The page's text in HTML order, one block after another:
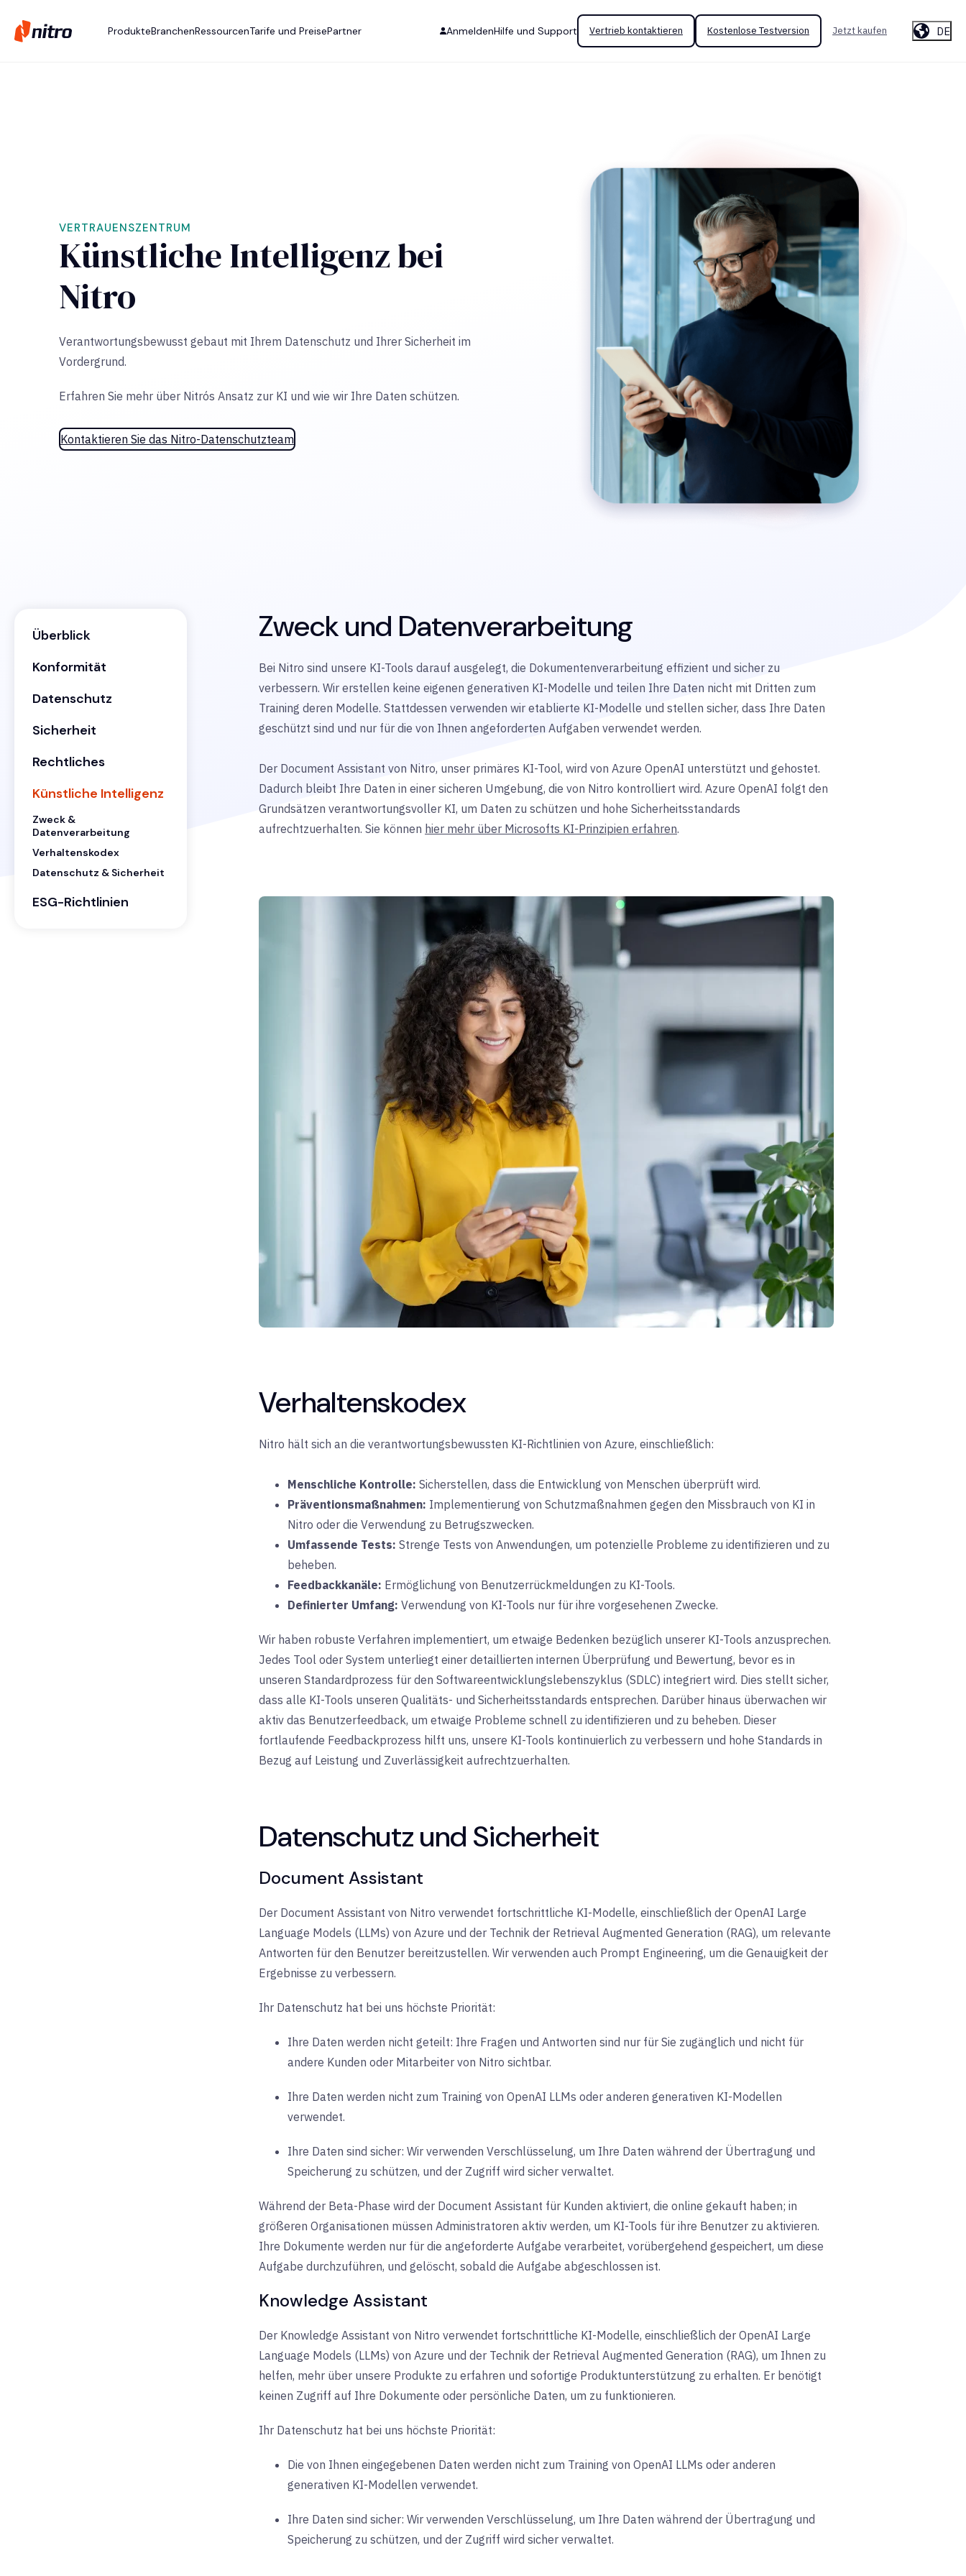
ProdukteBranchenRessourcenTarife und PreisePartner AnmeldenHilfe und Support Vertrieb kontaktieren Kostenlose Testversion Jetzt kaufen DE
VERTRAUENSZENTRUM
Künstliche Intelligenz bei
Nitro
Verantwortungsbewusst gebaut mit Ihrem Datenschutz und Ihrer Sicherheit im
Vordergrund.
Erfahren Sie mehr über Nitrós Ansatz zur KI und wie wir Ihre Daten schützen.
Kontaktieren Sie das Nitro-Datenschutzteam
Überblick
Konformität
Datenschutz
Sicherheit
Rechtliches
Künstliche Intelligenz
Zweck &
Datenverarbeitung
Verhaltenskodex
Datenschutz & Sicherheit
ESG-Richtlinien
Zweck und Datenverarbeitung
Bei Nitro sind unsere KI-Tools darauf ausgelegt, die Dokumentenverarbeitung effizient und sicher zu
verbessern. Wir erstellen keine eigenen generativen KI-Modelle und teilen Ihre Daten nicht mit Dritten zum
Training deren Modelle. Stattdessen verwenden wir etablierte KI-Modelle und stellen sicher, dass Ihre Daten
geschützt sind und nur für die von Ihnen angeforderten Aufgaben verwendet werden.
Der Document Assistant von Nitro, unser primäres KI-Tool, wird von Azure OpenAI unterstützt und gehostet.
Dadurch bleibt Ihre Daten in einer sicheren Umgebung, die von Nitro kontrolliert wird. Azure OpenAI folgt den
Grundsätzen verantwortungsvoller KI, um Daten zu schützen und hohe Sicherheitsstandards
aufrechtzuerhalten. Sie können hier mehr über Microsofts KI-Prinzipien erfahren.
Verhaltenskodex
Nitro hält sich an die verantwortungsbewussten KI-Richtlinien von Azure, einschließlich:
Menschliche Kontrolle: Sicherstellen, dass die Entwicklung von Menschen überprüft wird.
Präventionsmaßnahmen: Implementierung von Schutzmaßnahmen gegen den Missbrauch von KI in
Nitro oder die Verwendung zu Betrugszwecken.
Umfassende Tests: Strenge Tests von Anwendungen, um potenzielle Probleme zu identifizieren und zu
beheben.
Feedbackkanäle: Ermöglichung von Benutzerrückmeldungen zu KI-Tools.
Definierter Umfang: Verwendung von KI-Tools nur für ihre vorgesehenen Zwecke.
Wir haben robuste Verfahren implementiert, um etwaige Bedenken bezüglich unserer KI-Tools anzusprechen.
Jedes Tool oder System unterliegt einer detaillierten internen Überprüfung und Bewertung, bevor es in
unseren Standardprozess für den Softwareentwicklungslebenszyklus (SDLC) integriert wird. Dies stellt sicher,
dass alle KI-Tools unseren Qualitäts- und Sicherheitsstandards entsprechen. Darüber hinaus überwachen wir
aktiv das Benutzerfeedback, um etwaige Probleme schnell zu identifizieren und zu beheben. Dieser
fortlaufende Feedbackprozess hilft uns, unsere KI-Tools kontinuierlich zu verbessern und hohe Standards in
Bezug auf Leistung und Zuverlässigkeit aufrechtzuerhalten.
Datenschutz und Sicherheit
Document Assistant
Der Document Assistant von Nitro verwendet fortschrittliche KI-Modelle, einschließlich der OpenAI Large
Language Models (LLMs) von Azure und der Technik der Retrieval Augmented Generation (RAG), um relevante
Antworten für den Benutzer bereitzustellen. Wir verwenden auch Prompt Engineering, um die Genauigkeit der
Ergebnisse zu verbessern.
Ihr Datenschutz hat bei uns höchste Priorität:
Ihre Daten werden nicht geteilt: Ihre Fragen und Antworten sind nur für Sie zugänglich und nicht für
andere Kunden oder Mitarbeiter von Nitro sichtbar.
Ihre Daten werden nicht zum Training von OpenAI LLMs oder anderen generativen KI-Modellen
verwendet.
Ihre Daten sind sicher: Wir verwenden Verschlüsselung, um Ihre Daten während der Übertragung und
Speicherung zu schützen, und der Zugriff wird sicher verwaltet.
Während der Beta-Phase wird der Document Assistant für Kunden aktiviert, die online gekauft haben; in
größeren Organisationen müssen Administratoren aktiv werden, um KI-Tools für ihre Benutzer zu aktivieren.
Ihre Dokumente werden nur für die angeforderte Aufgabe verarbeitet, vorübergehend gespeichert, um diese
Aufgabe durchzuführen, und gelöscht, sobald die Aufgabe abgeschlossen ist.
Knowledge Assistant
Der Knowledge Assistant von Nitro verwendet fortschrittliche KI-Modelle, einschließlich der OpenAI Large
Language Models (LLMs) von Azure und der Technik der Retrieval Augmented Generation (RAG), um Ihnen zu
helfen, mehr über unsere Produkte zu erfahren und sofortige Produktunterstützung zu erhalten. Er benötigt
keinen Zugriff auf Ihre Dokumente oder persönliche Daten, um zu funktionieren.
Ihr Datenschutz hat bei uns höchste Priorität:
Die von Ihnen eingegebenen Daten werden nicht zum Training von OpenAI LLMs oder anderen
generativen KI-Modellen verwendet.
Ihre Daten sind sicher: Wir verwenden Verschlüsselung, um Ihre Daten während der Übertragung und
Speicherung zu schützen, und der Zugriff wird sicher verwaltet.